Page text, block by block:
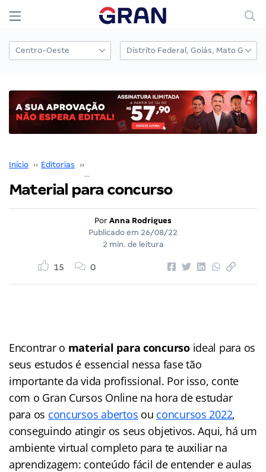
Início ›› Editorias ››
Material para concurso
Por Anna Rodrigues
Publicado em 26/08/22
2 min. de leitura
15 0
Encontrar o material para concursoideal para os
seus estudos é essencial nessa fase tão
importante da vida profissional. Por isso, conte
com o Gran Cursos Online na hora de estudar
para os concursos abertos ou concursos 2022,
conseguindo atingir os seus objetivos. Aqui, há um
ambiente virtual completo para te auxiliar na
aprendizagem: conteúdo fácil de entender e aulas